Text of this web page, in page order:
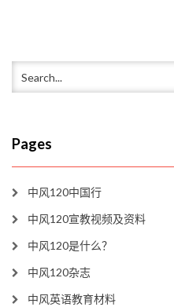
Pages
中风120中国行
中风120宣教视频及资料
中风120是什么？
中风120杂志
中风英语教育材料